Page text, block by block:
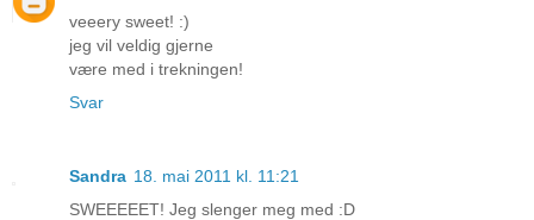
veeery sweet! :)
jeg vil veldig gjerne
være med i trekningen!
Svar
Sandra 18. mai 2011 kl. 11:21
SWEEEEET! Jeg slenger meg med :D